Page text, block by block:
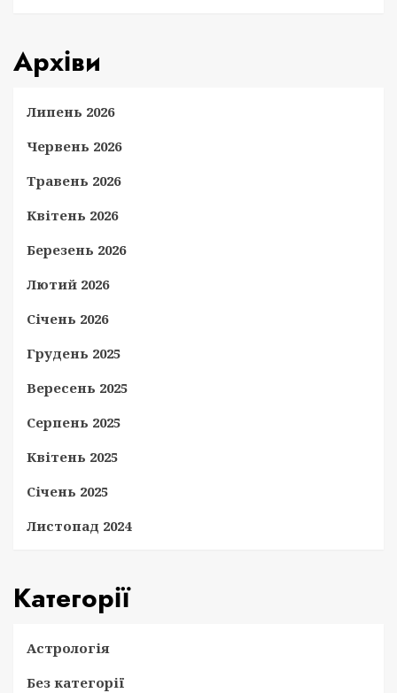
Архіви
Липень 2026
Червень 2026
Травень 2026
Квітень 2026
Березень 2026
Лютий 2026
Січень 2026
Грудень 2025
Вересень 2025
Серпень 2025
Квітень 2025
Січень 2025
Листопад 2024
Категорії
Астрологія
Без категорії